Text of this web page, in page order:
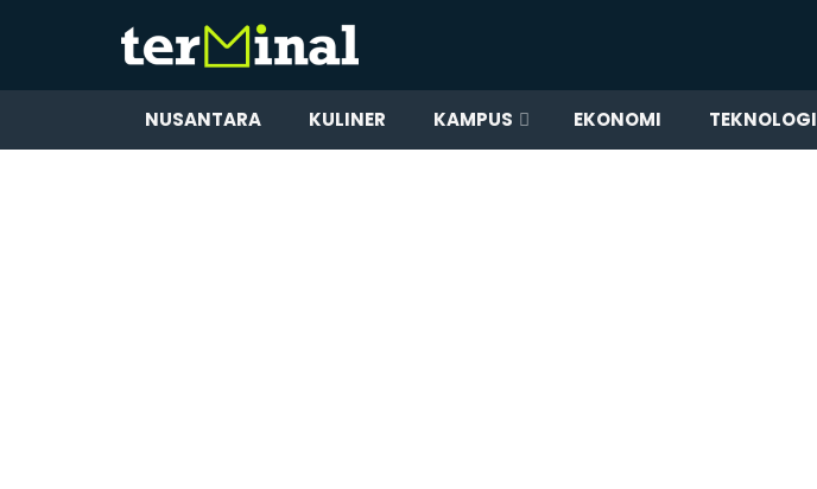
NUSANTARA KULINER KAMPUS EKONOMI TEKNOLOGI